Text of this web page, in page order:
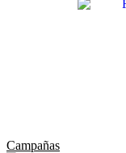
Campañas